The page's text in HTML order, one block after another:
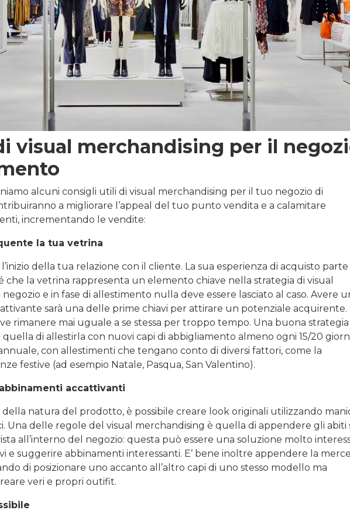
visual merchandising per il
alcuni consigli utili di visual merchandising per il tuo negozio di
a migliorare l’appeal del tuo punto vendita e a calamitare
incrementando le vendite:
la tua vetrina
della tua relazione con il cliente. La sua esperienza di acquisto parte
che la vetrina rappresenta un elemento chiave nella strategia di visual
e in fase di allestimento nulla deve essere lasciato al caso. Avere
sarà una delle prime chiavi per attirare un potenziale acquirente.
rimanere mai uguale a se stessa per troppo tempo. Una buona
di allestirla con nuovi capi di abbigliamento almeno ogni 15/20
con allestimenti che tengano conto di diversi fattori, come la
festive (ad esempio Natale, Pasqua, San Valentino).
accattivanti
natura del prodotto, è possibile creare look originali utilizzando
Una delle regole del visual merchandising è quella di appendere gli abiti
all’interno del negozio: questa può essere una soluzione molto
e suggerire abbinamenti interessanti. E’ bene inoltre appendere la
di posizionare uno accanto all’altro capi di uno stesso modello ma
veri e propri outifit.